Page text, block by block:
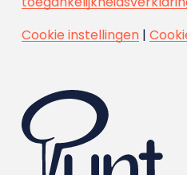
Cookie instellingen|